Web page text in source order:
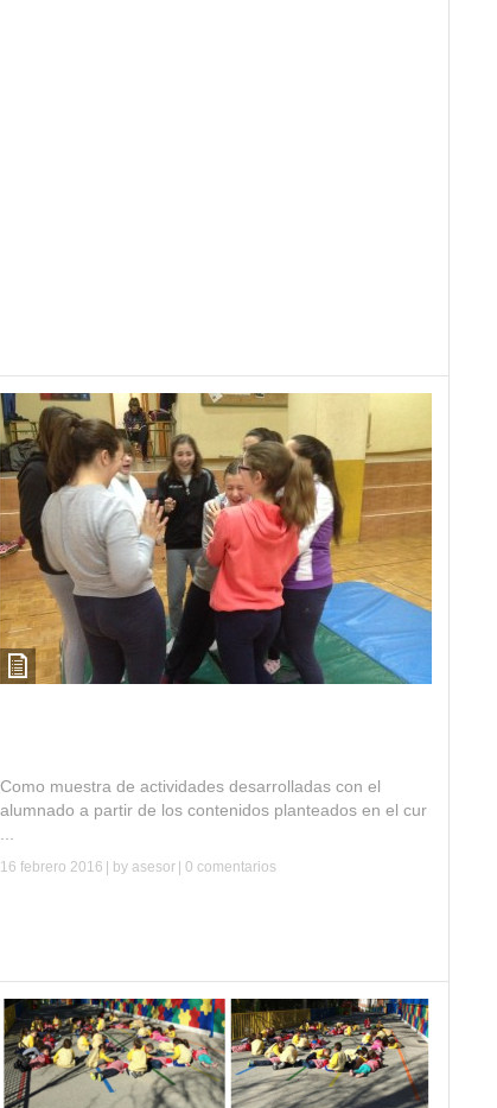
Como muestra de actividades desarrolladas con el
alumnado a partir de los contenidos planteados en el cur
16 febrero 2016 | by asesor | 0 comentarios